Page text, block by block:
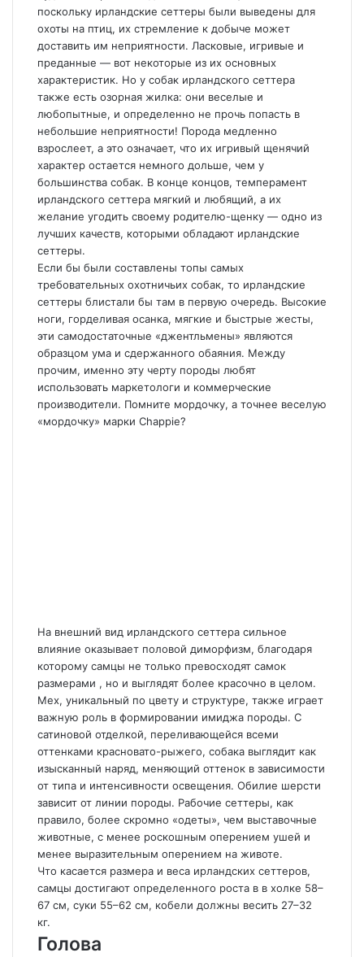
поскольку ирландские сеттеры были выведены для
охоты на птиц, их стремление к добыче может
доставить им неприятности. Ласковые, игривые и
преданные — вот некоторые из их основных
характеристик. Но у собак ирландского сеттера
также есть озорная жилка: они веселые и
любопытные, и определенно не прочь попасть в
небольшие неприятности! Порода медленно
взрослеет, а это означает, что их игривый щенячий
характер остается немного дольше, чем у
большинства собак. В конце концов, темперамент
ирландского сеттера мягкий и любящий, а их
желание угодить своему родителю-щенку — одно из
лучших качеств, которыми обладают ирландские
сеттеры.
Если бы были составлены топы самых
требовательных охотничьих собак, то ирландские
сеттеры блистали бы там в первую очередь. Высокие
ноги, горделивая осанка, мягкие и быстрые жесты,
эти самодостаточные «джентльмены» являются
образцом ума и сдержанного обаяния. Между
прочим, именно эту черту породы любят
использовать маркетологи и коммерческие
производители. Помните мордочку, а точнее веселую
«мордочку» марки Chappie?
На внешний вид ирландского сеттера сильное
влияние оказывает половой диморфизм, благодаря
которому самцы не только превосходят самок
размерами , но и выглядят более красочно в целом.
Мех, уникальный по цвету и структуре, также играет
важную роль в формировании имиджа породы. С
сатиновой отделкой, переливающейся всеми
оттенками красновато-рыжего, собака выглядит как
изысканный наряд, меняющий оттенок в зависимости
от типа и интенсивности освещения. Обилие шерсти
зависит от линии породы. Рабочие сеттеры, как
правило, более скромно «одеты», чем выставочные
животные, с менее роскошным оперением ушей и
менее выразительным оперением на животе.
Что касается размера и веса ирландских сеттеров,
самцы достигают определенного роста в в холке 58–
67 см, суки 55–62 см, кобели должны весить 27–32
кг.
Голова